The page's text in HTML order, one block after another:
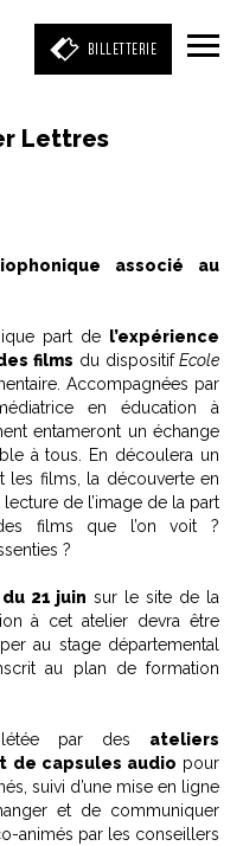
BILLETTERIE
Lettres
associé au
part de l’expérience
films du dispositifEcole
Accompagnées par
en éducation à
entameront un échange
à tous. En découlera un
les films, la découverte en
de l’image de la part
films que l’on voit ?
?
21 juin sur le site de la
à cet atelier devra être
au stage départemental
au plan de formation
par des ateliers
de capsules audio pour
suivi d’une mise en ligne
et de communiquer
animés par les conseillers